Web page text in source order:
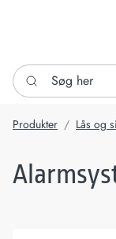
Søg her
Produkter Lås og